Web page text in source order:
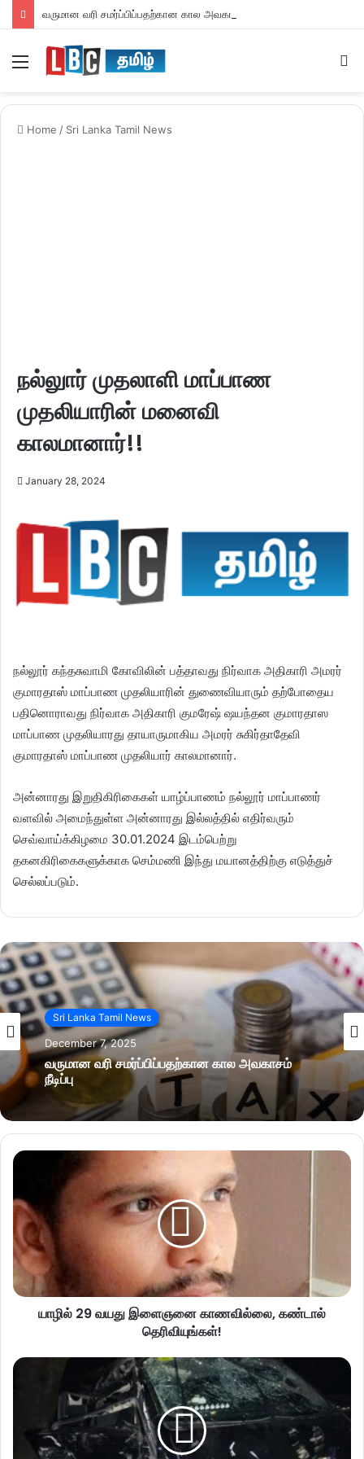
வருமான வரி சமர்ப்பிப்பதற்கான கால அவகாசம் நீடிப்பு
Home / Sri Lanka Tamil News
நல்லுார் முதலாளி மாப்பாண
முதலியாரின் மனைவி
காலமானார்!!
January 28, 2024
நல்லூர் கந்தசுவாமி கோவிலின் பத்தாவது நிர்வாக அதிகாரி அமரர்
குமாரதாஸ் மாப்பாண முதலியாரின் துணைவியாரும் தற்போதைய
பதினொராவது நிர்வாக அதிகாரி குமரேஷ் ஷயந்தன குமாரதாஸ
மாப்பாண முதலியாரது தாயாருமாகிய அமரர் சுகிர்தாதேவி
குமாரதாஸ் மாப்பாண முதலியார் காலமானார்.
அன்னாரது இறுதிகிரிகைகள் யாழ்ப்பாணம் நல்லூர் மாப்பாணர்
வளவில் அமைந்துள்ள அன்னாரது இல்லத்தில் எதிர்வரும்
செவ்வாய்க்கிழமை 30.01.2024 இடம்பெற்று
தகனகிரிகைகளுக்காக செம்மணி இந்து மயானத்திற்கு எடுத்துச்
செல்லப்படும்.
Sri Lanka Tamil News
December 7, 2025
வருமான வரி சமர்ப்பிப்பதற்கான கால அவகாசம்
நீடிப்பு
யாழில் 29 வயது இளைஞனை காணவில்லை, கண்டால்
தெரிவியுங்கள்!